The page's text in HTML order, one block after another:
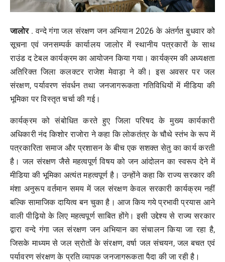
विशेष
जालोर. वन्दे गंगा जल संरक्षण जन अभियान 2026 के अंतर्गत बुधवार को
सूचना एवं जनसम्पर्क कार्यालय जालोर में स्थानीय पत्रकारों के साथ
राउंड द टेबल कार्यक्रम का आयोजन किया गया। कार्यक्रम की अध्यक्षता
अतिरिक्त जिला कलक्टर राजेश मेवाड़ा ने की। इस अवसर पर जल
संरक्षण, पर्यावरण संवर्धन तथा जनजागरूकता गतिविधियों में मीडिया की
भूमिका पर विस्तृत चर्चा की गई।
कार्यक्रम को संबोधित करते हुए जिला परिषद के मुख्य कार्यकारी
अधिकारी नंद किशोर राजोरा ने कहा कि लोकतंत्र के चौथे स्तंभ के रूप में
पत्रकारिता समाज और प्रशासन के बीच एक सशक्त सेतु का कार्य करती
है। जल संरक्षण जैसे महत्वपूर्ण विषय को जन आंदोलन का स्वरूप देने में
मीडिया की भूमिका अत्यंत महत्वपूर्ण है। उन्होंने कहा कि राज्य सरकार की
मंशा अनुरूप वर्तमान समय में जल संरक्षण केवल सरकारी कार्यक्रम नहीं
बल्कि सामाजिक दायित्व बन चुका है। आज किय गये प्रभावी प्रयास आने
वाली पीढ़ियो के लिए महत्वपूर्ण साबित होंगे। इसी उद्देश्य से राज्य सरकार
द्वारा वन्दे गंगा जल संरक्षण जन अभियान का संचालन किया जा रहा है,
जिसके माध्यम से जल स्रोतों के संरक्षण, वर्षा जल संचयन, जल बचत एवं
पर्यावरण संरक्षण के प्रति व्यापक जनजागरूकता पैदा की जा रही है।